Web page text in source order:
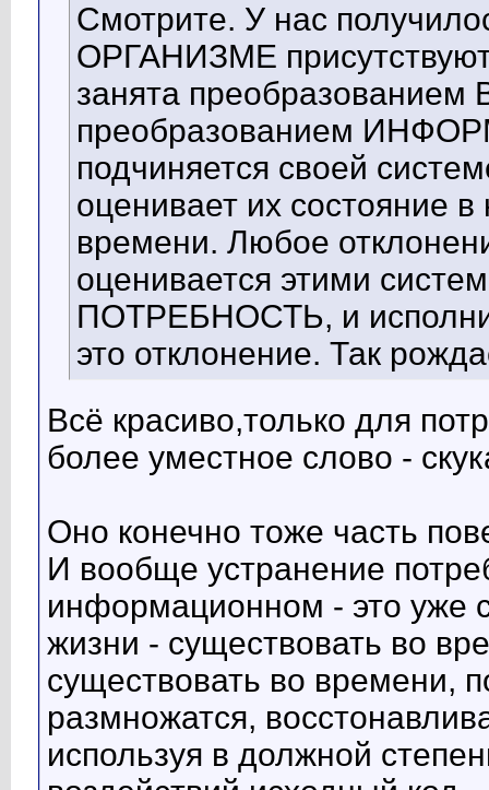
Смотрите. У нас
ОРГАНИЗМЕ
занята
преобразованием
подчиняется своей
оценивает их состояние
времени. Любое
оценивается этими
ПОТРЕБНОСТЬ, и
это отклонение. Так
Всё красиво,только для
более уместное слово -
Оно конечно тоже часть
И вообще устранение
информационном - это уже
жизни - существовать во
существовать во времени,
размножатся,
используя в должной